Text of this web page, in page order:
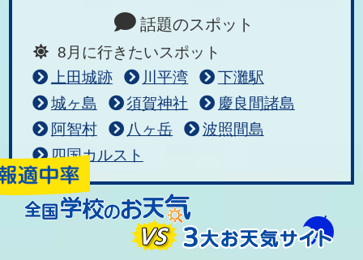
話題のスポット
8月に行きたいスポット
上田城跡
川平湾
下灘駅
城ヶ島
須賀神社
慶良間諸島
阿智村
八ヶ岳
波照間島
四国カルスト